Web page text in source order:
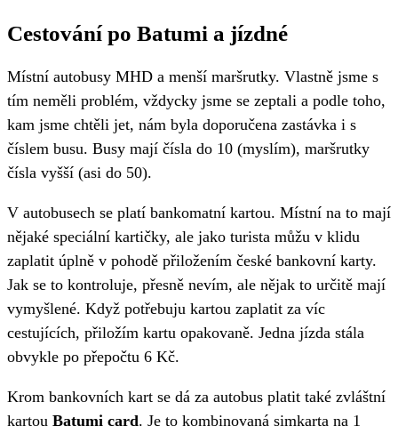
Cestování po Batumi a jízdné
Místní autobusy MHD a menší maršrutky. Vlastně jsme s
tím neměli problém, vždycky jsme se zeptali a podle toho,
kam jsme chtěli jet, nám byla doporučena zastávka i s
číslem busu. Busy mají čísla do 10 (myslím), maršrutky
čísla vyšší (asi do 50).
V autobusech se platí bankomatní kartou. Místní na to mají
nějaké speciální kartičky, ale jako turista můžu v klidu
zaplatit úplně v pohodě přiložením české bankovní karty.
Jak se to kontroluje, přesně nevím, ale nějak to určitě mají
vymyšlené. Když potřebuju kartou zaplatit za víc
cestujících, přiložím kartu opakovaně. Jedna jízda stála
obvykle po přepočtu 6 Kč.
Krom bankovních kart se dá za autobus platit také zvláštní
kartou Batumi card. Je to kombinovaná simkarta na 1